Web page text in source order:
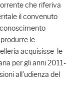
che riferiva
il convenuto
le
acquisisse le
per gli anni 2011-
all'udienza del